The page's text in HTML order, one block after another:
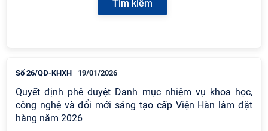
Số 26/QĐ-KHXH 19/01/2026
Quyết định phê duyệt Danh mục nhiệm vụ khoa học,
công nghệ và đổi mới sáng tạo cấp Viện Hàn lâm đặt
hàng năm 2026